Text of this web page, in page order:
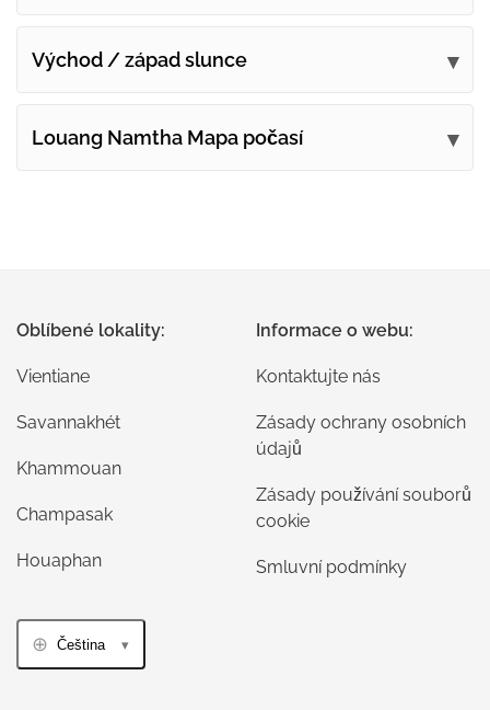
Východ / západ slunce
Louang Namtha Mapa počasí
Oblíbené lokality:
Vientiane
Savannakhét
Khammouan
Champasak
Houaphan
Informace o webu:
Kontaktujte nás
Zásady ochrany osobních
údajů
Zásady používání souborů
cookie
Smluvní podmínky
Čeština